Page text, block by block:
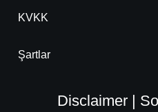
KVKK
Şartlar
Disclaimer |